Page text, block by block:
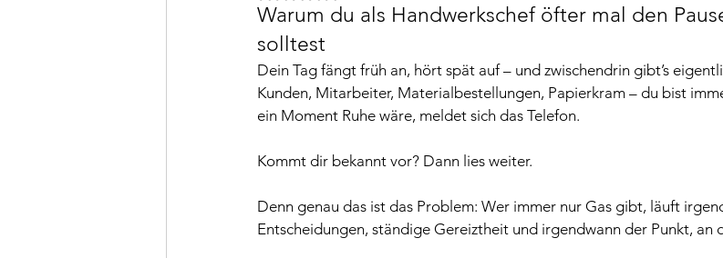
Warum du als Handwerkschef öfter mal den
solltest
Dein Tag fängt früh an, hört spät auf – und zwischendrin gibt’s
Kunden, Mitarbeiter, Materialbestellungen, Papierkram – du bist
ein Moment Ruhe wäre, meldet sich das Telefon.
Kommt dir bekannt vor? Dann lies weiter.
Denn genau das ist das Problem: Wer immer nur Gas gibt, läuft
Entscheidungen, ständige Gereiztheit und irgendwann der Punkt, an